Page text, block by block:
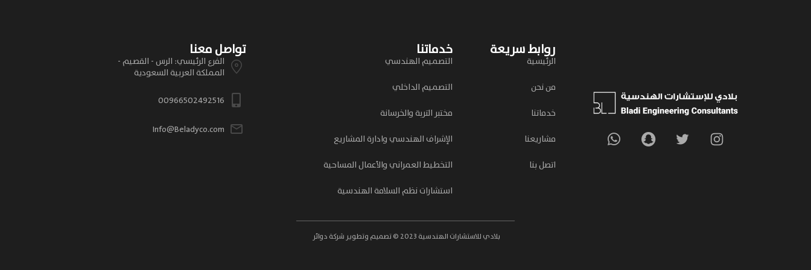
روابط سريعة
الرئيسية
من نحن
خدماتنا
مشاريعنا
اتصل بنا
خدماتنا
التصميم الهندسي
التصميم الداخلي
مختبر التربة والخرسانة
الإشراف الهندسي وادارة المشاريع
التخطيط العمراني والأعمال المساحية
استشارات نظم السلامة الهندسية
تواصل معنا
الفرع الرئيسي: الرس - القصيم -
المملكة العربية السعودية
00966502492516
Info@Beladyco.com
بلادي للاستشارات الهندسية 2023 © تصميم وتطوير شركة دوائر